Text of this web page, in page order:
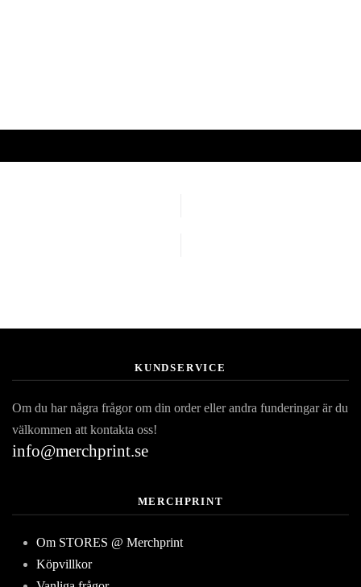
KUNDSERVICE
Om du har några frågor om din order eller andra funderingar är du
välkommen att kontakta oss!
info@merchprint.se
MERCHPRINT
Om STORES @ Merchprint
Köpvillkor